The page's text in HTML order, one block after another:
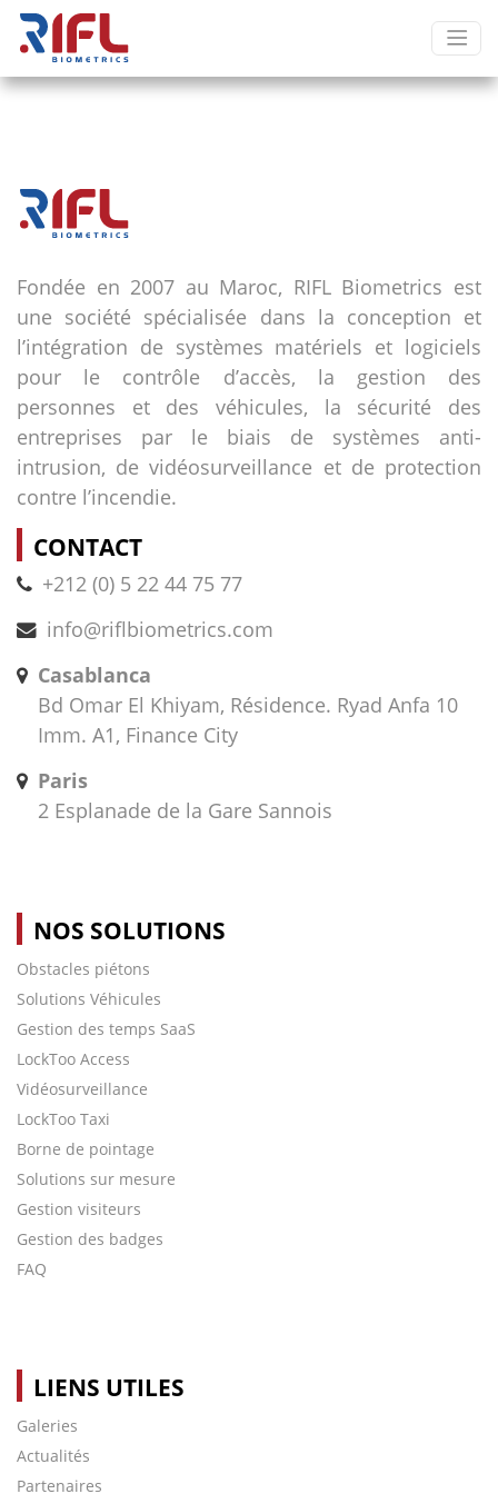
Fondée en 2007 au Maroc, RIFL Biometrics est
une société spécialisée dans la conception et
l’intégration de systèmes matériels et logiciels
pour le contrôle d’accès, la gestion des
personnes et des véhicules, la sécurité des
entreprises par le biais de systèmes anti-
intrusion, de vidéosurveillance et de protection
contre l’incendie.
CONTACT
+212 (0) 5 22 44 75 77
info@riflbiometrics.com
Casablanca
Bd Omar El Khiyam, Résidence. Ryad Anfa 10
Imm. A1, Finance City
Paris
2 Esplanade de la Gare Sannois
NOS SOLUTIONS
Obstacles piétons
Solutions Véhicules
Gestion des temps SaaS
LockToo Access
Vidéosurveillance
LockToo Taxi
Borne de pointage
Solutions sur mesure
Gestion visiteurs
Gestion des badges
FAQ
LIENS UTILES
Galeries
Actualités
Partenaires